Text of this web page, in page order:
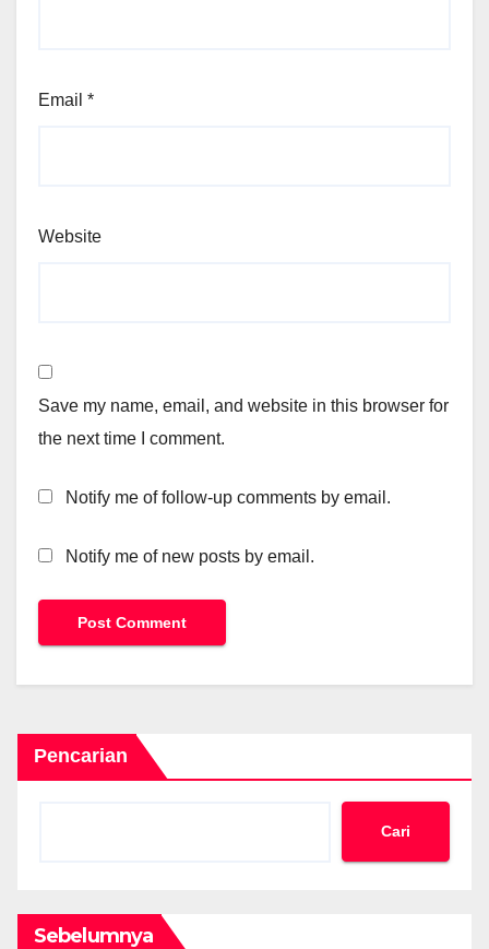
Email *
Website
Save my name, email, and website in this browser for
the next time I comment.
Notify me of follow-up comments by email.
Notify me of new posts by email.
Pencarian
Cari
Sebelumnya